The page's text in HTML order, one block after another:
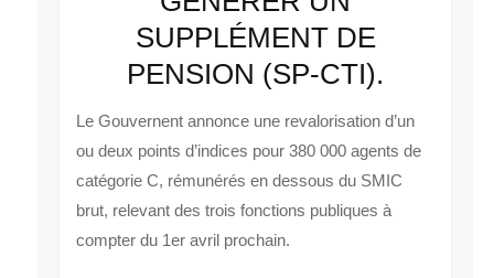
SUPPLÉMENT DE
PENSION (SP-CTI).
Le Gouvernent annonce une revalorisation d’un
ou deux points d’indices pour 380 000 agents de
catégorie C, rémunérés en dessous du SMIC
brut, relevant des trois fonctions publiques à
compter du 1er avril prochain.